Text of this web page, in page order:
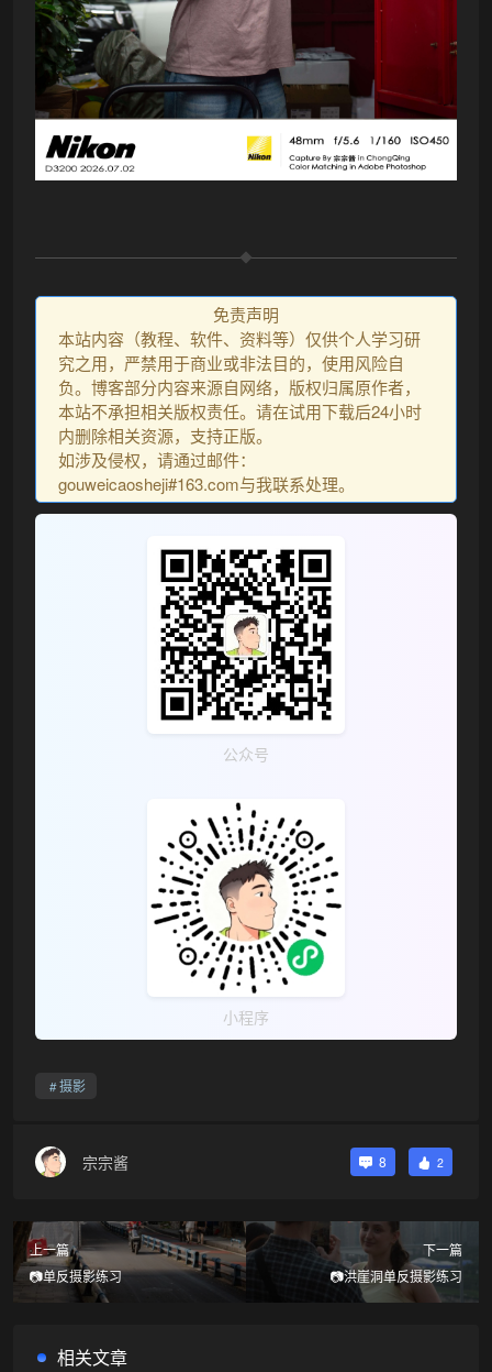
免责声明
本站内容（教程、软件、资料等）仅供个人学习研
究之用，严禁用于商业或非法目的，使用风险自
负。博客部分内容来源自网络，版权归属原作者，
本站不承担相关版权责任。请在试用下载后24小时
内删除相关资源，支持正版。
如涉及侵权，请通过邮件：
gouweicaosheji#163.com与我联系处理。
公众号
小程序
摄影
宗宗酱 8 2
上一篇
📷单反摄影练习
下一篇
📷洪崖洞单反摄影练习
相关文章